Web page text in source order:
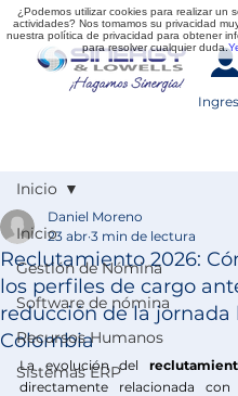
Inicio
Gestión de Nómina
Software de nómina
Recursos Humanos
Sistemas ERP
Inicio
Reclutamiento 2026:
los perfiles de cargo
reducción de la jornada
Colombia
Daniel Moreno
23 abr 3 min de lectura
La evolución del
directamente relacionada
¿Podemos utilizar cookies para realizar un
actividades? Nos tomamos su privacidad
nuestra política de privacidad para obtener
para resolver cualquier duda.